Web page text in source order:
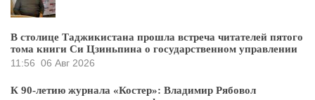
В столице Таджикистана прошла встреча читателей пятого
тома книги Си Цзиньпина о государственном управлении
11:56 06 Авг 2026
К 90-летию журнала «Костер»: Владимир Рябовол